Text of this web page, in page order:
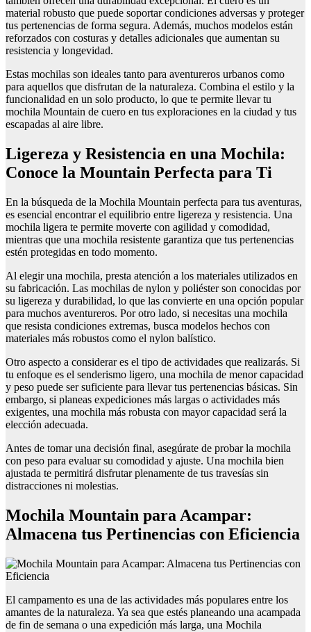
material robusto que puede soportar condiciones adversas y proteger
tus pertenencias de forma segura. Además, muchos modelos están
reforzados con costuras y detalles adicionales que aumentan su
resistencia y longevidad.
Estas mochilas son ideales tanto para aventureros urbanos como
para aquellos que disfrutan de la naturaleza. Combina el estilo y la
funcionalidad en un solo producto, lo que te permite llevar tu
mochila Mountain de cuero en tus exploraciones en la ciudad y tus
escapadas al aire libre.
Ligereza y Resistencia en una Mochila:
Conoce la Mountain Perfecta para Ti
En la búsqueda de la Mochila Mountain perfecta para tus aventuras,
es esencial encontrar el equilibrio entre ligereza y resistencia. Una
mochila ligera te permite moverte con agilidad y comodidad,
mientras que una mochila resistente garantiza que tus pertenencias
estén protegidas en todo momento.
Al elegir una mochila, presta atención a los materiales utilizados en
su fabricación. Las mochilas de nylon y poliéster son conocidas por
su ligereza y durabilidad, lo que las convierte en una opción popular
para muchos aventureros. Por otro lado, si necesitas una mochila
que resista condiciones extremas, busca modelos hechos con
materiales más robustos como el nylon balístico.
Otro aspecto a considerar es el tipo de actividades que realizarás. Si
tu enfoque es el senderismo ligero, una mochila de menor capacidad
y peso puede ser suficiente para llevar tus pertenencias básicas. Sin
embargo, si planeas expediciones más largas o actividades más
exigentes, una mochila más robusta con mayor capacidad será la
elección adecuada.
Antes de tomar una decisión final, asegúrate de probar la mochila
con peso para evaluar su comodidad y ajuste. Una mochila bien
ajustada te permitirá disfrutar plenamente de tus travesías sin
distracciones ni molestias.
Mochila Mountain para Acampar:
Almacena tus Pertinencias con Eficiencia
El campamento es una de las actividades más populares entre los
amantes de la naturaleza. Ya sea que estés planeando una acampada
de fin de semana o una expedición más larga, una Mochila